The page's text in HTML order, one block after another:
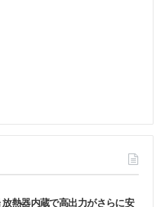
熱器内蔵で高出力がさらに安